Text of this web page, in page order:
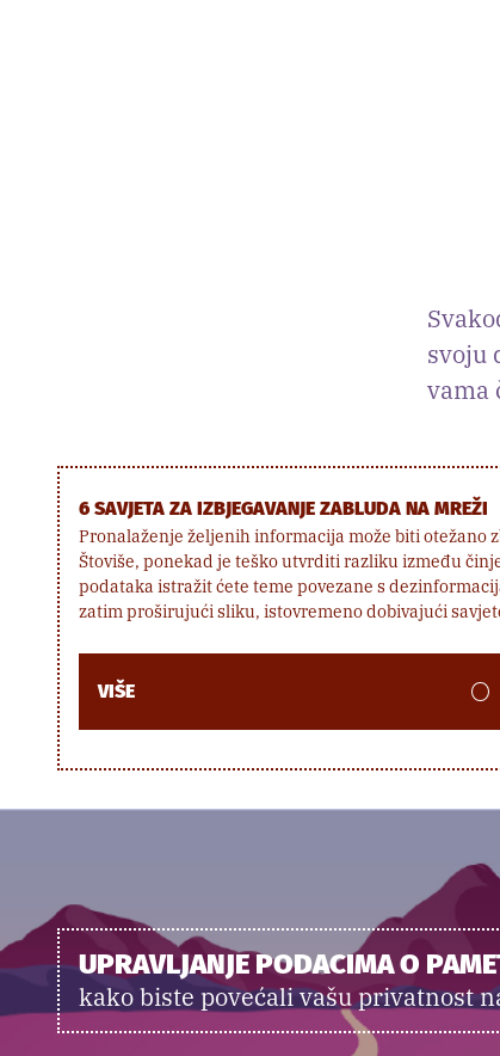
svoju
vama
6 SAVJETA ZA IZBJEGAVANJE ZABLUDA NA MREŽI
Pronalaženje željenih informacija može biti otežano
Štoviše, ponekad je teško utvrditi razliku između
podataka istražit ćete teme povezane s
zatim proširujući sliku, istovremeno dobivajući
VIŠE
UPRAVLJANJE PODACIMA O
kako biste povećali vašu privatnost